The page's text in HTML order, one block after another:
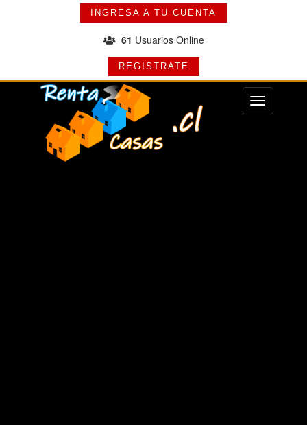
INGRESA A TU CUENTA
61 Usuarios Online
REGISTRATE
Menu